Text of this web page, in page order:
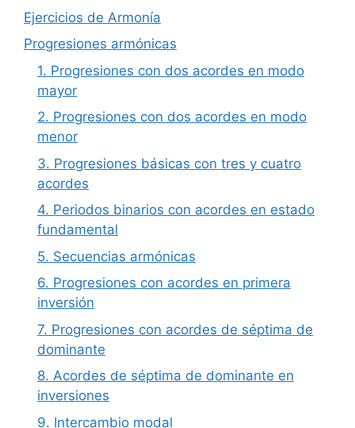
Ejercicios de Armonía
Progresiones armónicas
1. Progresiones con dos acordes en modo
mayor
2. Progresiones con dos acordes en modo
menor
3. Progresiones básicas con tres y cuatro
acordes
4. Periodos binarios con acordes en estado
fundamental
5. Secuencias armónicas
6. Progresiones con acordes en primera
inversión
7. Progresiones con acordes de séptima de
dominante
8. Acordes de séptima de dominante en
inversiones
9. Intercambio modal